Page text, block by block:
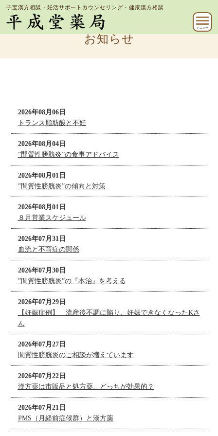
子宝漢方相談・妊活サポートカウンセリング・健康漢方相談
メニュー
お知らせ
2026年08月06日
トランス脂肪酸と不妊
2026年08月04日
”間質性膀胱炎”の食事アドバイス
2026年08月01日
”間質性膀胱炎”の傾向と対策
2026年08月01日
８月営業スケジュール
2026年07月31日
血流と不育症の関係
2026年07月30日
”間質性膀胱炎”の『本治』を考える
2026年07月29日
【妊娠症例】 流産後不調に陥り、妊娠できなくなったKさ
ん
2026年07月27日
間質性膀胱炎のご相談が増えています
2026年07月22日
漢方薬は市販品と処方薬、どっちが効果的？
2026年07月21日
PMS（月経前症候群）と漢方薬